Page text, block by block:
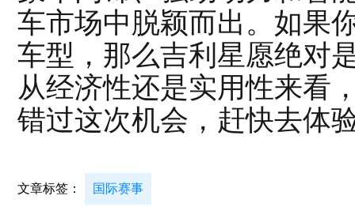
车市场中脱颖而出。如果
车型，那么吉利星愿绝对
从经济性还是实用性来看
错过这次机会，赶快去体
文章标签： 国际赛事